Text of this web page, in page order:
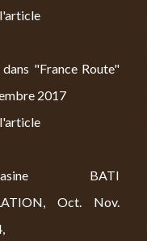
dans "France Route"
2017
BATI
Oct. Nov.